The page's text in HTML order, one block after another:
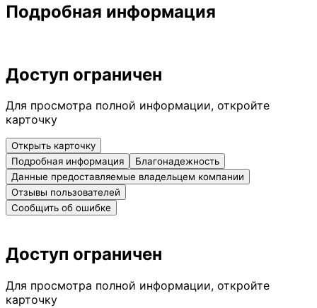
Подробная информация
Доступ ограничен
Для просмотра полной информации, откройте
карточку
Открыть карточку
Подробная информация
Благонадежность
Данные предоставляемые владельцем компании
Отзывы пользователей
Сообщить об ошибке
Доступ ограничен
Для просмотра полной информации, откройте
карточку